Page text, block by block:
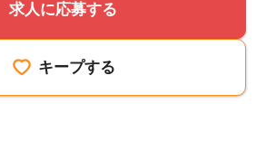
求人に応募する
キープする